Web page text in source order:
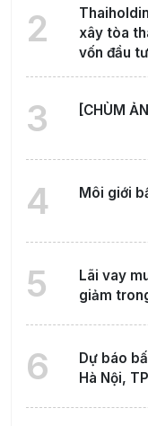
2
xây tòa
vốn đầu
3 [CHÙM
4 Môi giới
5
Lãi vay
giảm
6
Dự báo
Hà Nội,